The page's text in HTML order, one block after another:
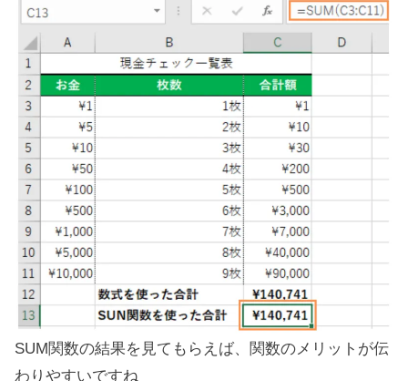
SUM関数の結果を見てもらえば、関数のメリットが伝
わりやすいですね